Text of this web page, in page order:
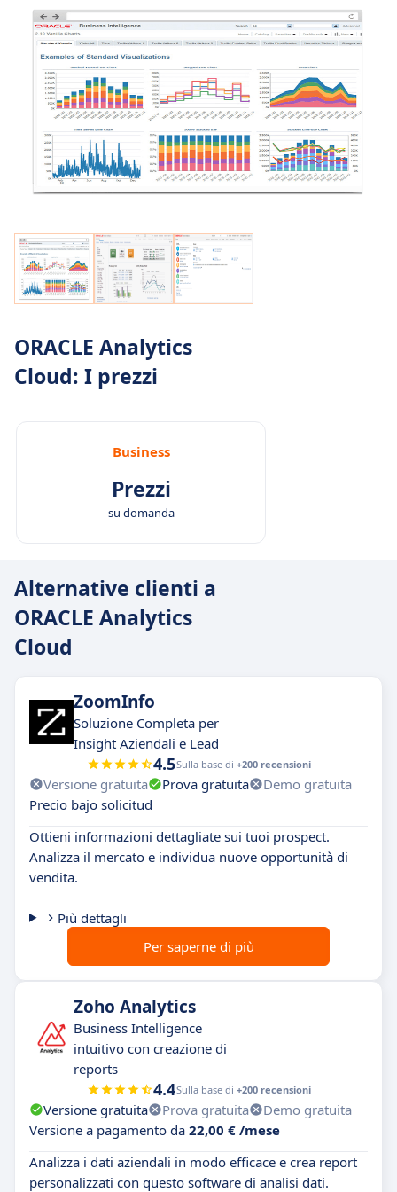
ORACLE Analytics
Cloud: I prezzi
Business
Prezzi
su domanda
Alternative clienti a
ORACLE Analytics
Cloud
ZoomInfo
Soluzione Completa per
Insight Aziendali e Lead
4.5Sulla base di +200 recensioni
Versione gratuita Prova gratuita
Demo gratuita
Precio bajo solicitud
Ottieni informazioni dettagliate sui tuoi prospect.
Analizza il mercato e individua nuove opportunità di
vendita.
Più dettagli
Per saperne di più
Zoho Analytics
Business Intelligence
intuitivo con creazione di
reports
4.4Sulla base di +200 recensioni
Versione gratuita Prova gratuita
Demo gratuita
Versione a pagamento da 22,00 € /mese
Analizza i dati aziendali in modo efficace e crea report
personalizzati con questo software di analisi dati.